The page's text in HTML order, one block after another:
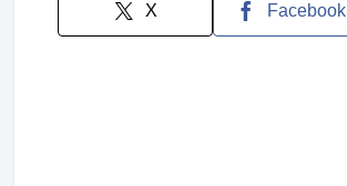
X Facebook